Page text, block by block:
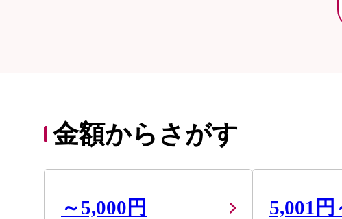
金額からさがす
～5,000円 5,001円